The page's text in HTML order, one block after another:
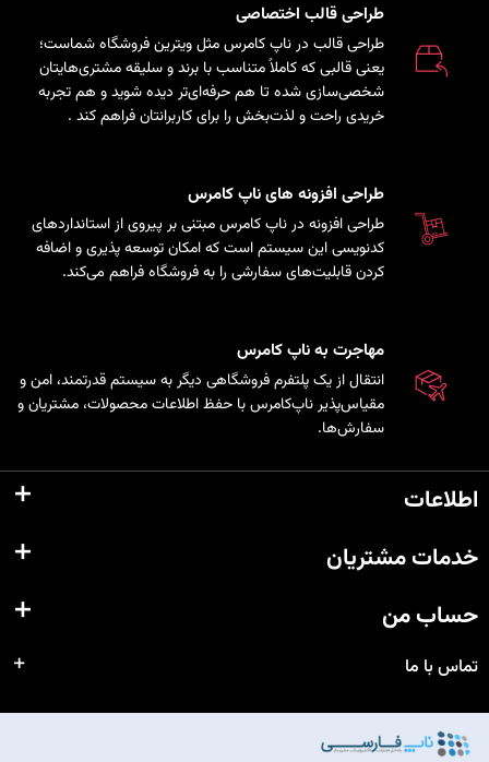
طراحی قالب اختصاصی
طراحی قالب در ناپ کامرس مثل ویترین فروشگاه شماست؛
یعنی قالبی که کاملاً متناسب با برند و سلیقه مشتری‌هایتان
شخصی‌سازی شده تا هم حرفه‌ای‌تر دیده شوید و هم تجربه
خریدی راحت و لذت‌بخش را برای کاربرانتان فراهم کند .
طراحی افزونه های ناپ کامرس
طراحی افزونه در ناپ کامرس مبتنی بر پیروی از استانداردهای
کدنویسی این سیستم است که امکان توسعه پذیری و اضافه
کردن قابلیت‌های سفارشی را به فروشگاه فراهم می‌کند.
مهاجرت به ناپ کامرس
انتقال از یک پلتفرم فروشگاهی دیگر به سیستم قدرتمند، امن و
مقیاس‌پذیر ناپ‌کامرس با حفظ اطلاعات محصولات، مشتریان و
سفارش‌ها.
اطلاعات
خدمات مشتریان
حساب من
تماس با ما